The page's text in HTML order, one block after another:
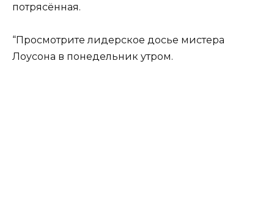
потрясённая.
“Просмотрите лидерское досье мистера
Лоусона в понедельник утром.